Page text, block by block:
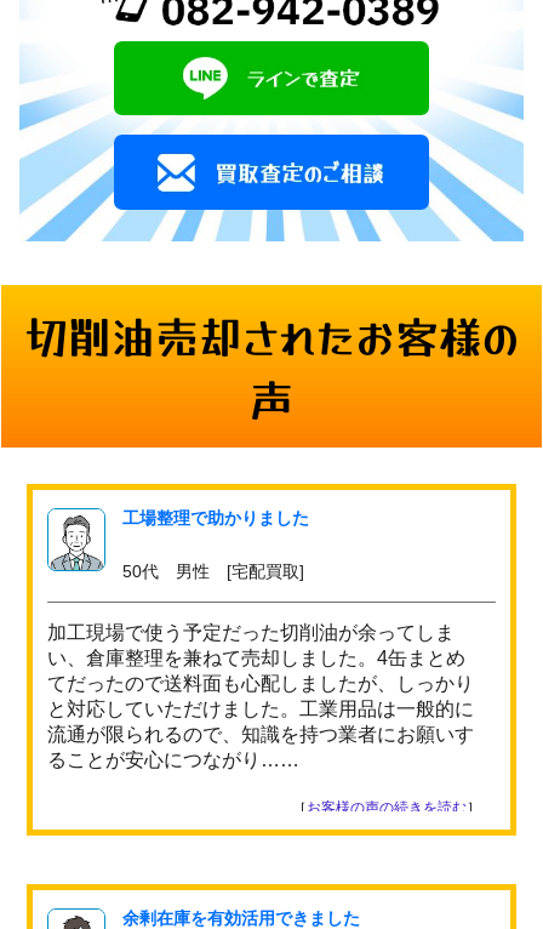
切削油売却されたお客様の
声
工場整理で助かりました
50代 男性 [宅配買取]
加工現場で使う予定だった切削油が余ってしま
い、倉庫整理を兼ねて売却しました。4缶まとめ
てだったので送料面も心配しましたが、しっかり
と対応していただけました。工業用品は一般的に
流通が限られるので、知識を持つ業者にお願いす
ることが安心につながり……
［ お客様の声の続きを読む］
余剰在庫を有効活用できました